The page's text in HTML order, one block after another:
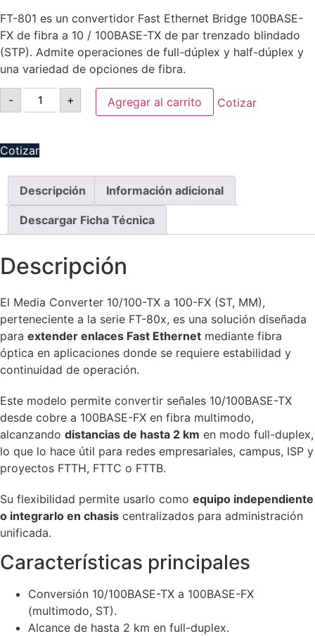
FT-801 es un convertidor Fast Ethernet Bridge 100BASE-
FX de fibra a 10 / 100BASE-TX de par trenzado blindado
(STP). Admite operaciones de full-dúplex y half-dúplex y
una variedad de opciones de fibra.
- + Agregar al carrito Cotizar
Cotizar
Descripción Información adicional
Descargar Ficha Técnica
Descripción
El Media Converter 10/100-TX a 100-FX (ST, MM),
perteneciente a la serie FT-80x, es una solución diseñada
para extender enlaces Fast Ethernet mediante fibra
óptica en aplicaciones donde se requiere estabilidad y
continuidad de operación.
Este modelo permite convertir señales 10/100BASE-TX
desde cobre a 100BASE-FX en fibra multimodo,
alcanzando distancias de hasta 2 km en modo full-duplex,
lo que lo hace útil para redes empresariales, campus, ISP y
proyectos FTTH, FTTC o FTTB.
Su flexibilidad permite usarlo como equipo independiente
o integrarlo en chasis centralizados para administración
unificada.
Características principales
Conversión 10/100BASE-TX a 100BASE-FX
(multimodo, ST).
Alcance de hasta 2 km en full-duplex.